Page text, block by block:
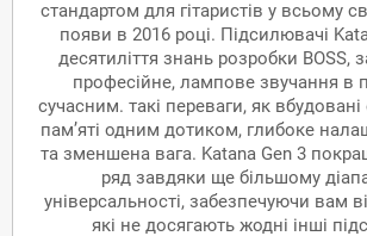
стандартом для гітаристів у всьому
появи в 2016 році. Підсилювачі
десятиліття знань розробки BOSS,
професійне, лампове звучання в
сучасним. такі переваги, як
пам’яті одним дотиком, глибоке
та зменшена вага. Katana Gen 3
ряд завдяки ще більшому
універсальності, забезпечуючи вам
які не досягають жодні інші